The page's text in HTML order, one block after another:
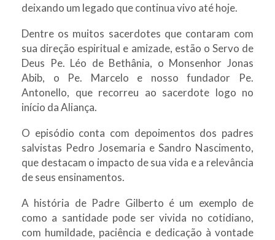
deixando um legado que continua vivo até hoje.
Dentre os muitos sacerdotes que contaram com
sua direção espiritual e amizade, estão o Servo de
Deus Pe. Léo de Bethânia, o Monsenhor Jonas
Abib, o Pe. Marcelo e nosso fundador Pe.
Antonello, que recorreu ao sacerdote logo no
início da Aliança.
O episódio conta com depoimentos dos padres
salvistas Pedro Josemaria e Sandro Nascimento,
que destacam o impacto de sua vida e a relevância
de seus ensinamentos.
A história de Padre Gilberto é um exemplo de
como a santidade pode ser vivida no cotidiano,
com humildade, paciência e dedicação à vontade